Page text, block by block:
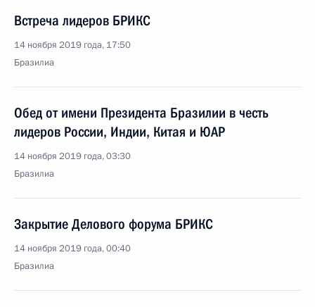
Встреча лидеров БРИКС
14 ноября 2019 года, 17:50
Бразилиа
Обед от имени Президента Бразилии в честь
лидеров России, Индии, Китая и ЮАР
14 ноября 2019 года, 03:30
Бразилиа
Закрытие Делового форума БРИКС
14 ноября 2019 года, 00:40
Бразилиа